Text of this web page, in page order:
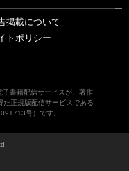
掲載について
トポリシー
書籍配信サービスが、著作
た正規版配信サービスである
号）です。